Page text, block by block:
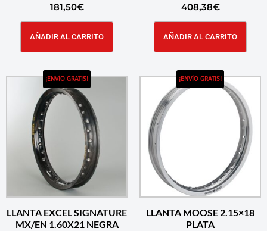
181,50€
AÑADIR AL CARRITO
408,38€
AÑADIR AL CARRITO
¡ENVÍO GRATIS!
LLANTA EXCEL SIGNATURE
MX/EN 1.60X21 NEGRA
¡ENVÍO GRATIS!
LLANTA MOOSE 2.15×18
PLATA